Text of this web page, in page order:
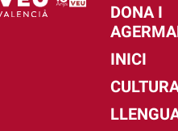
DONA I
INICI